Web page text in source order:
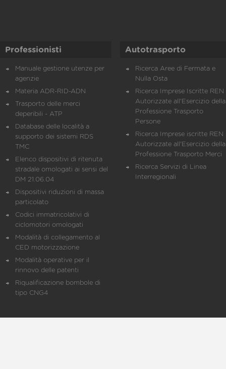
Professionisti
Manuale gestione utenze per
agenzie
Materia ADR-RID-ADN
Trasporto delle merci
deperibili - ATP
Database delle località a
supporto dei sistemi RDS
TMC
Elenco dispositivi di ritenuta
stradale omologati ai sensi del
DM 21.06.04
Dispositivi riduzioni di massa
particolato
Codici immatricolativi di
ciclomotori omologati
Modalità di collegamento al
CED motorizzazione
Modalità operative per il
rinnovo delle patenti
Riqualificazione bombole di
tipo CNG4
Autotrasporto
Ricerca Aree di Fermata e
Nulla Osta
Ricerca Imprese Iscritte REN
Autorizzate all'Esercizio della
Professione Trasporto
Persone
Ricerca Imprese iscritte REN
Autorizzate all'Esercizio della
Professione Trasporto Merci
Ricerca Servizi di Linea
Interregionali